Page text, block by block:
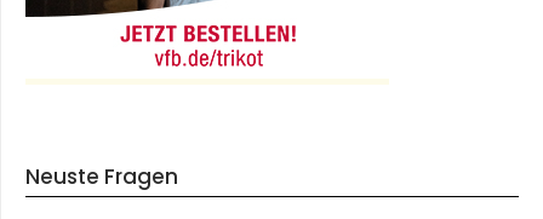
Neuste Fragen